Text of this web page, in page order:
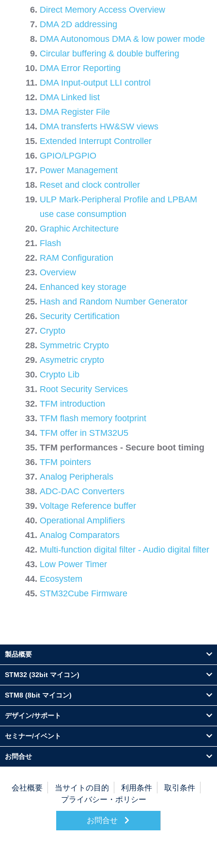
Direct Memory Access Overview
DMA 2D addressing
DMA Autonomous DMA & low power mode
Circular buffering & double buffering
DMA Error Reporting
DMA Input-output LLI control
DMA Linked list
DMA Register File
DMA transferts HW&SW views
Extended Interrupt Controller
GPIO/LPGPIO
Power Management
Reset and clock controller
ULP Mark-Peripheral Profile and LPBAM
use case consumption
Graphic Architecture
Flash
RAM Configuration
Overview
Enhanced key storage
Hash and Random Number Generator
Security Certification
Crypto
Symmetric Crypto
Asymetric crypto
Crypto Lib
Root Security Services
TFM introduction
TFM flash memory footprint
TFM offer in STM32U5
TFM performances - Secure boot timing
TFM pointers
Analog Peripherals
ADC-DAC Converters
Voltage Reference buffer
Operational Amplifiers
Analog Comparators
Multi-function digital filter - Audio digital filter
Low Power Timer
Ecosystem
STM32Cube Firmware
製品概要
STM32 (32bit マイコン)
STM8 (8bit マイコン)
デザイン/サポート
セミナー/イベント
お問合せ
お問合せ
会社概要 当サイトの目的 利用条件
取引条件
プライバシー・ポリシー